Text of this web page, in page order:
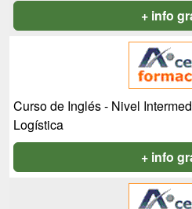
+ info
Curso de Inglés - Nivel
Logística
+ info